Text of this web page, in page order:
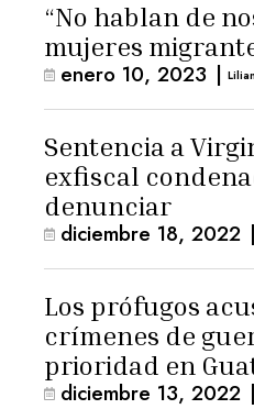
“No hablan de
mujeres
enero 10, 2023 |
Sentencia a
exfiscal
denunciar
diciembre 18, 2022 |
Los prófugos
crímenes de
prioridad en
diciembre 13, 2022 |